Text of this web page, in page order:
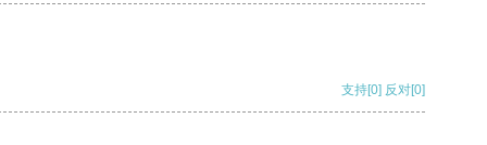
支持[0] 反对[0]